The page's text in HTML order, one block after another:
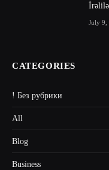
July 9,
CATEGORIES
! Без рубрики
All
Blog
Business